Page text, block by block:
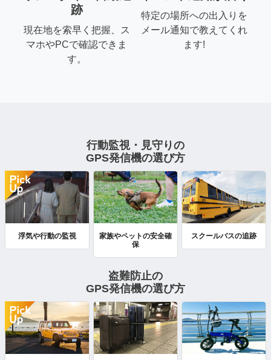
跡
現在地を索早く把握、ス
マホやPCで確認できま
す。
特定の場所への出入りを
メール通知で教えてくれ
ます!
行動監視・見守りの
GPS発信機の選び方
浮気や行動の監視
家族やペットの安全確
保
スクールバスの追跡
盗難防止の
GPS発信機の選び方